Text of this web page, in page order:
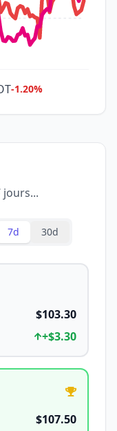
-1.20%
jours...
7d 30d
$103.30
+$3.30
$107.50